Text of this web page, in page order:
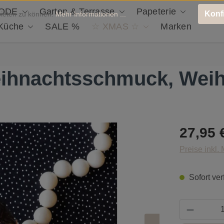
Garten & Terrasse Papeterie Deko
SALE % ☆ XMAS ☆ Marken
Regulärer
27,95
Preise inkl.
Sofort
zu können.Mehr Informationen ...